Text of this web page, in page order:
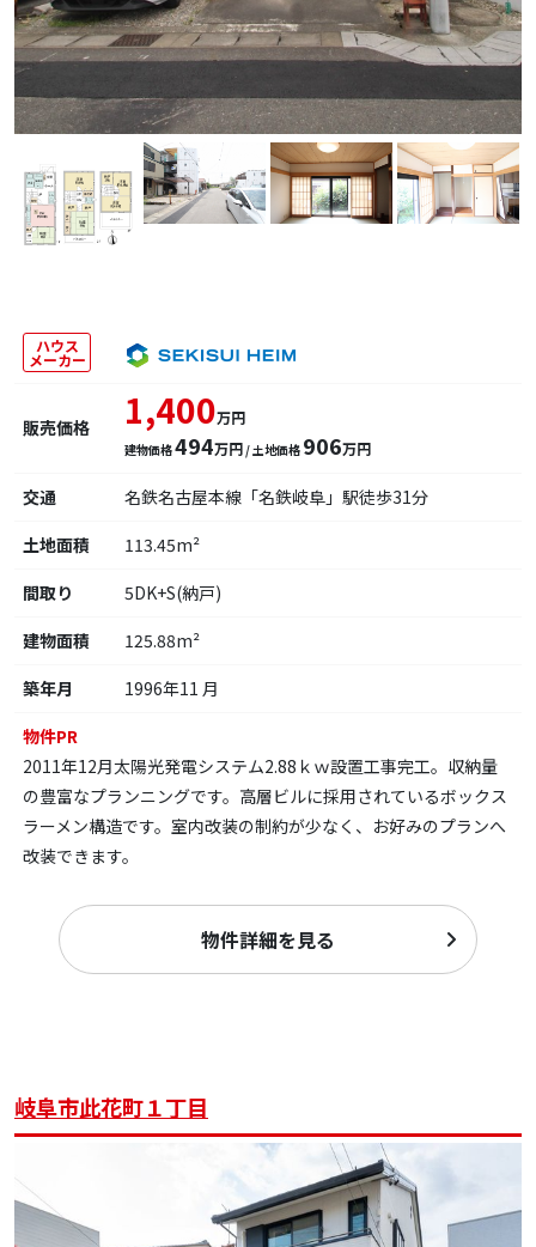
ハウス
メーカー
販売価格 1,400万円
建物価格494万円 / 土地価格 906万円
交通
名鉄名古屋本線「名鉄岐阜」駅徒歩31分
土地面積
113.45m²
間取り
5DK+S(納戸)
建物面積
125.88m²
築年月
1996年11 月
物件PR
2011年12月太陽光発電システム2.88ｋｗ設置工事完工。収納量
の豊富なプランニングです。高層ビルに採用されているボックス
ラーメン構造です。室内改装の制約が少なく、お好みのプランへ
改装できます。
物件詳細を見る
岐阜市此花町１丁目